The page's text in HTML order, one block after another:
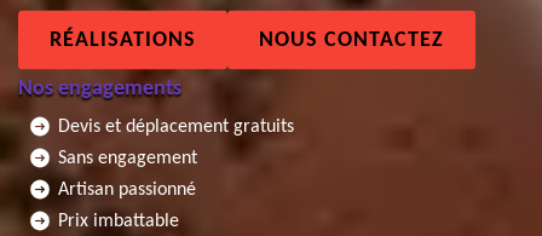
RÉALISATIONS NOUS CONTACTEZ
Nos engagements
Devis et déplacement gratuits
Sans engagement
Artisan passionné
Prix imbattable